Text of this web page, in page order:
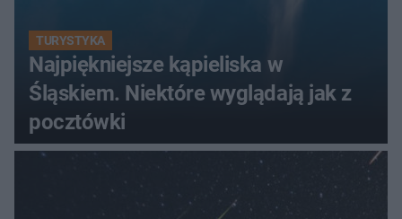
TURYSTYKA
Najpiękniejsze kąpieliska w
Śląskiem. Niektóre wyglądają jak z
pocztówki